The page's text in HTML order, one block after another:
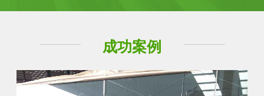
成功案例